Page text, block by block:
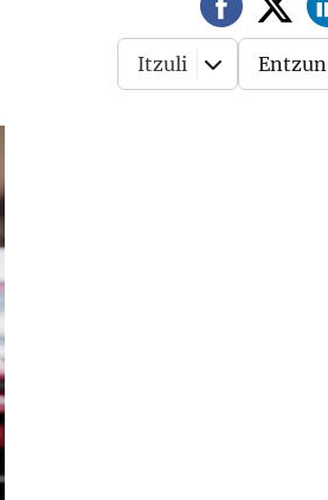
Itzuli Entzun